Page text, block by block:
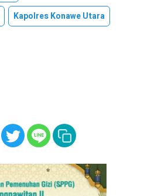
Kapolres Konawe Utara